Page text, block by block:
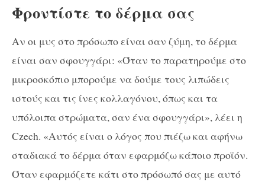
Φροντίστε το δέρμα σας
Αν οι μυς στο πρόσωπο είναι σαν ζύμη, το δέρμα
είναι σαν σφουγγάρι: «Όταν το παρατηρούμε στο
μικροσκόπιο μπορούμε να δούμε τους λιπώδεις
ιστούς και τις ίνες κολλαγόνου, όπως και τα
υπόλοιπα στρώματα, σαν ένα σφουγγάρι», λέει η
Czech. «Αυτός είναι ο λόγος που πιέζω και αφήνω
σταδιακά το δέρμα όταν εφαρμόζω κάποιο προϊόν.
Όταν εφαρμόζετε κάτι στο πρόσωπό σας με αυτό